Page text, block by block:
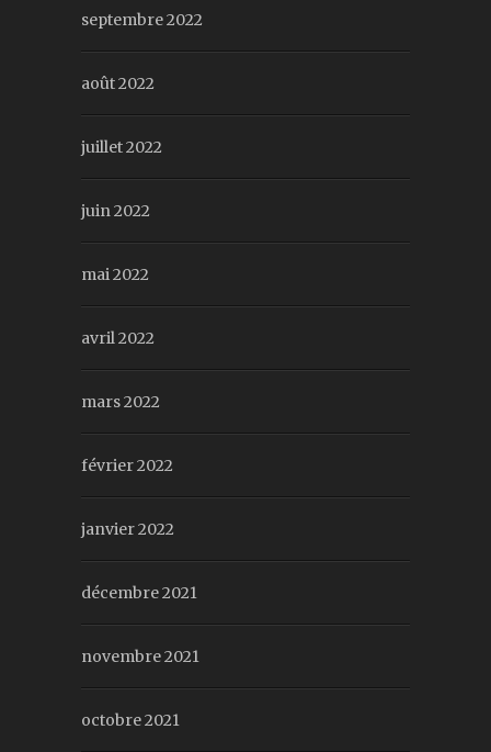
septembre 2022
août 2022
juillet 2022
juin 2022
mai 2022
avril 2022
mars 2022
février 2022
janvier 2022
décembre 2021
novembre 2021
octobre 2021